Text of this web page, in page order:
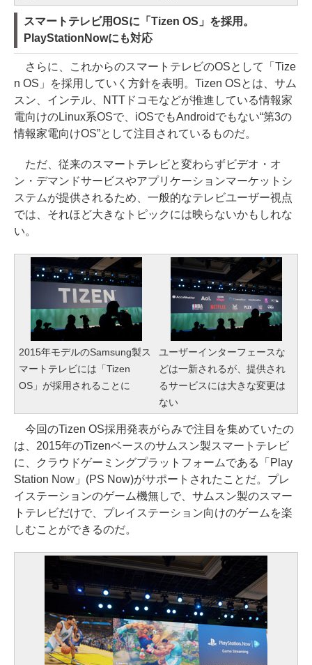
スマートテレビ用OSに「Tizen OS」を採用。
PlayStationNowにも対応
さらに、これからのスマートテレビのOSとして「Tize
n OS」を採用していく方針を表明。Tizen OSとは、サム
スン、インテル、NTTドコモなどが推進している情報家
電向けのLinux系OSで、iOSでもAndroidでもない“第3の
情報家電向けOS”として注目されているものだ。
ただ、従来のスマートテレビと変わらずビデオ・オ
ン・デマンドサービスやアプリケーションマーケットシ
ステムが提供されるため、一般的なテレビユーザー視点
では、それほど大きなトピックには映らないかもしれな
い。
2015年モデルのSamsung製ス
マートテレビには「Tizen
OS」が採用されることに
ユーザーインターフェースな
どは一新されるが、提供され
るサービスには大きな変更は
ない
今回のTizen OS採用発表がらみで注目を集めていたの
は、2015年のTizenベースのサムスン製スマートテレビ
に、クラウドゲーミングプラットフォームである「Play
Station Now」(PS Now)がサポートされたことだ。プレ
イステーションのゲーム機無しで、サムスン製のスマー
トテレビだけで、プレイステーション向けのゲームを楽
しむことができるのだ。